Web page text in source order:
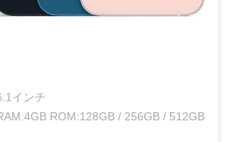
インチ
ROM:128GB / 256GB / 512GB